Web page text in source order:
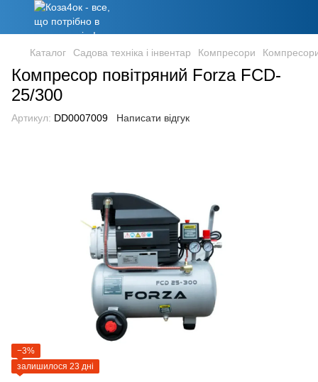
Каталог Садова техніка і інвентар Компресори
Компресор повітряний Forza FCD-
25/300
Артикул: DD0007009 Написати відгук
−3%
залишилося 23 дні